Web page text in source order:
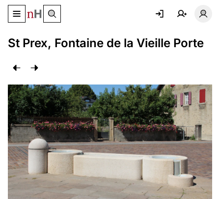
Basculer le menu de navigation
St Prex, Fontaine de la Vieille Porte